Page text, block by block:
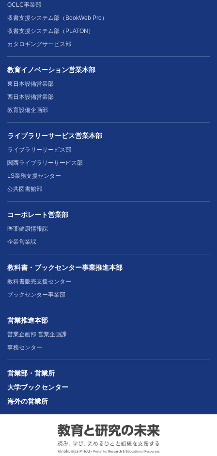
OCLC事業部
収書支援システム部（BookWeb Pro）
収書支援システム部（PLATON）
カタロギングサービス部
教育イノベーション営業本部
東日本設備営業部
西日本設備営業部
教育設備企画部
ライブラリーサービス営業本部
ライブラリーサービス部
関西ライブラリーサービス部
LS業務支援センター
公共図書館部
コーポレート営業部
医薬健康情報課
企業営業課
教科書・ブックセンター事業推進本部
教科書販売支援センター
ブックセンター事業部
営業推進本部
営業企画部 営業企画課
事務センター
営業部・営業所
大学ブックセンター
海外の営業所